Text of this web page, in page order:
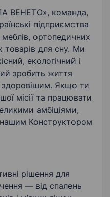
ВЕНЕТО», команда,
підприємства
ортопедичних
товарів для сну. Ми
екологічний і
зробить життя
здоровішим. Якщо ти
місії та працювати
амбіціями,
Конструктором
рішення для
— від спалень